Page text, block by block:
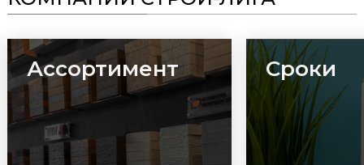
Ассортимент Сроки